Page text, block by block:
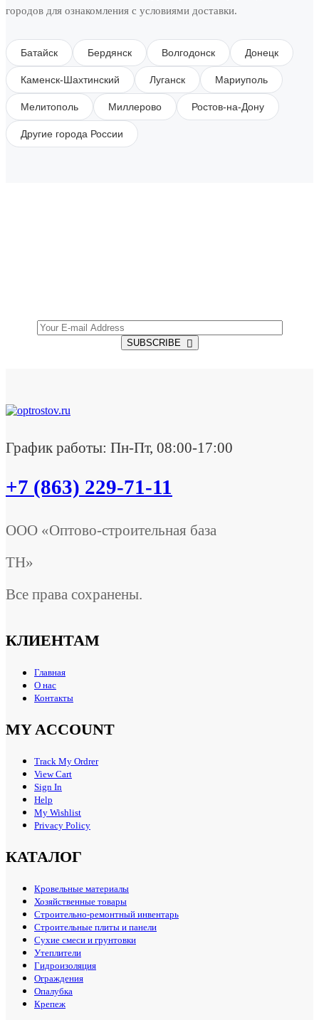
городов для ознакомления с условиями доставки.
Батайск Бердянск Волгодонск Донецк
Каменск-Шахтинский Луганск Мариуполь
Мелитополь Миллерово Ростов-на-Дону
Другие города России
SUBSCRIBE
График работы: Пн-Пт, 08:00-17:00
+7 (863) 229-71-11
ООО «Оптово-строительная база
ТН»
Все права сохранены.
КЛИЕНТАМ
Главная
О нас
Контакты
MY ACCOUNT
Track My Ordrer
View Cart
Sign In
Help
My Wishlist
Privacy Policy
КАТАЛОГ
Кровельные материалы
Хозяйственные товары
Строительно-ремонтный инвентарь
Строительные плиты и панели
Сухие смеси и грунтовки
Утеплители
Гидроизоляция
Ограждения
Опалубка
Крепеж